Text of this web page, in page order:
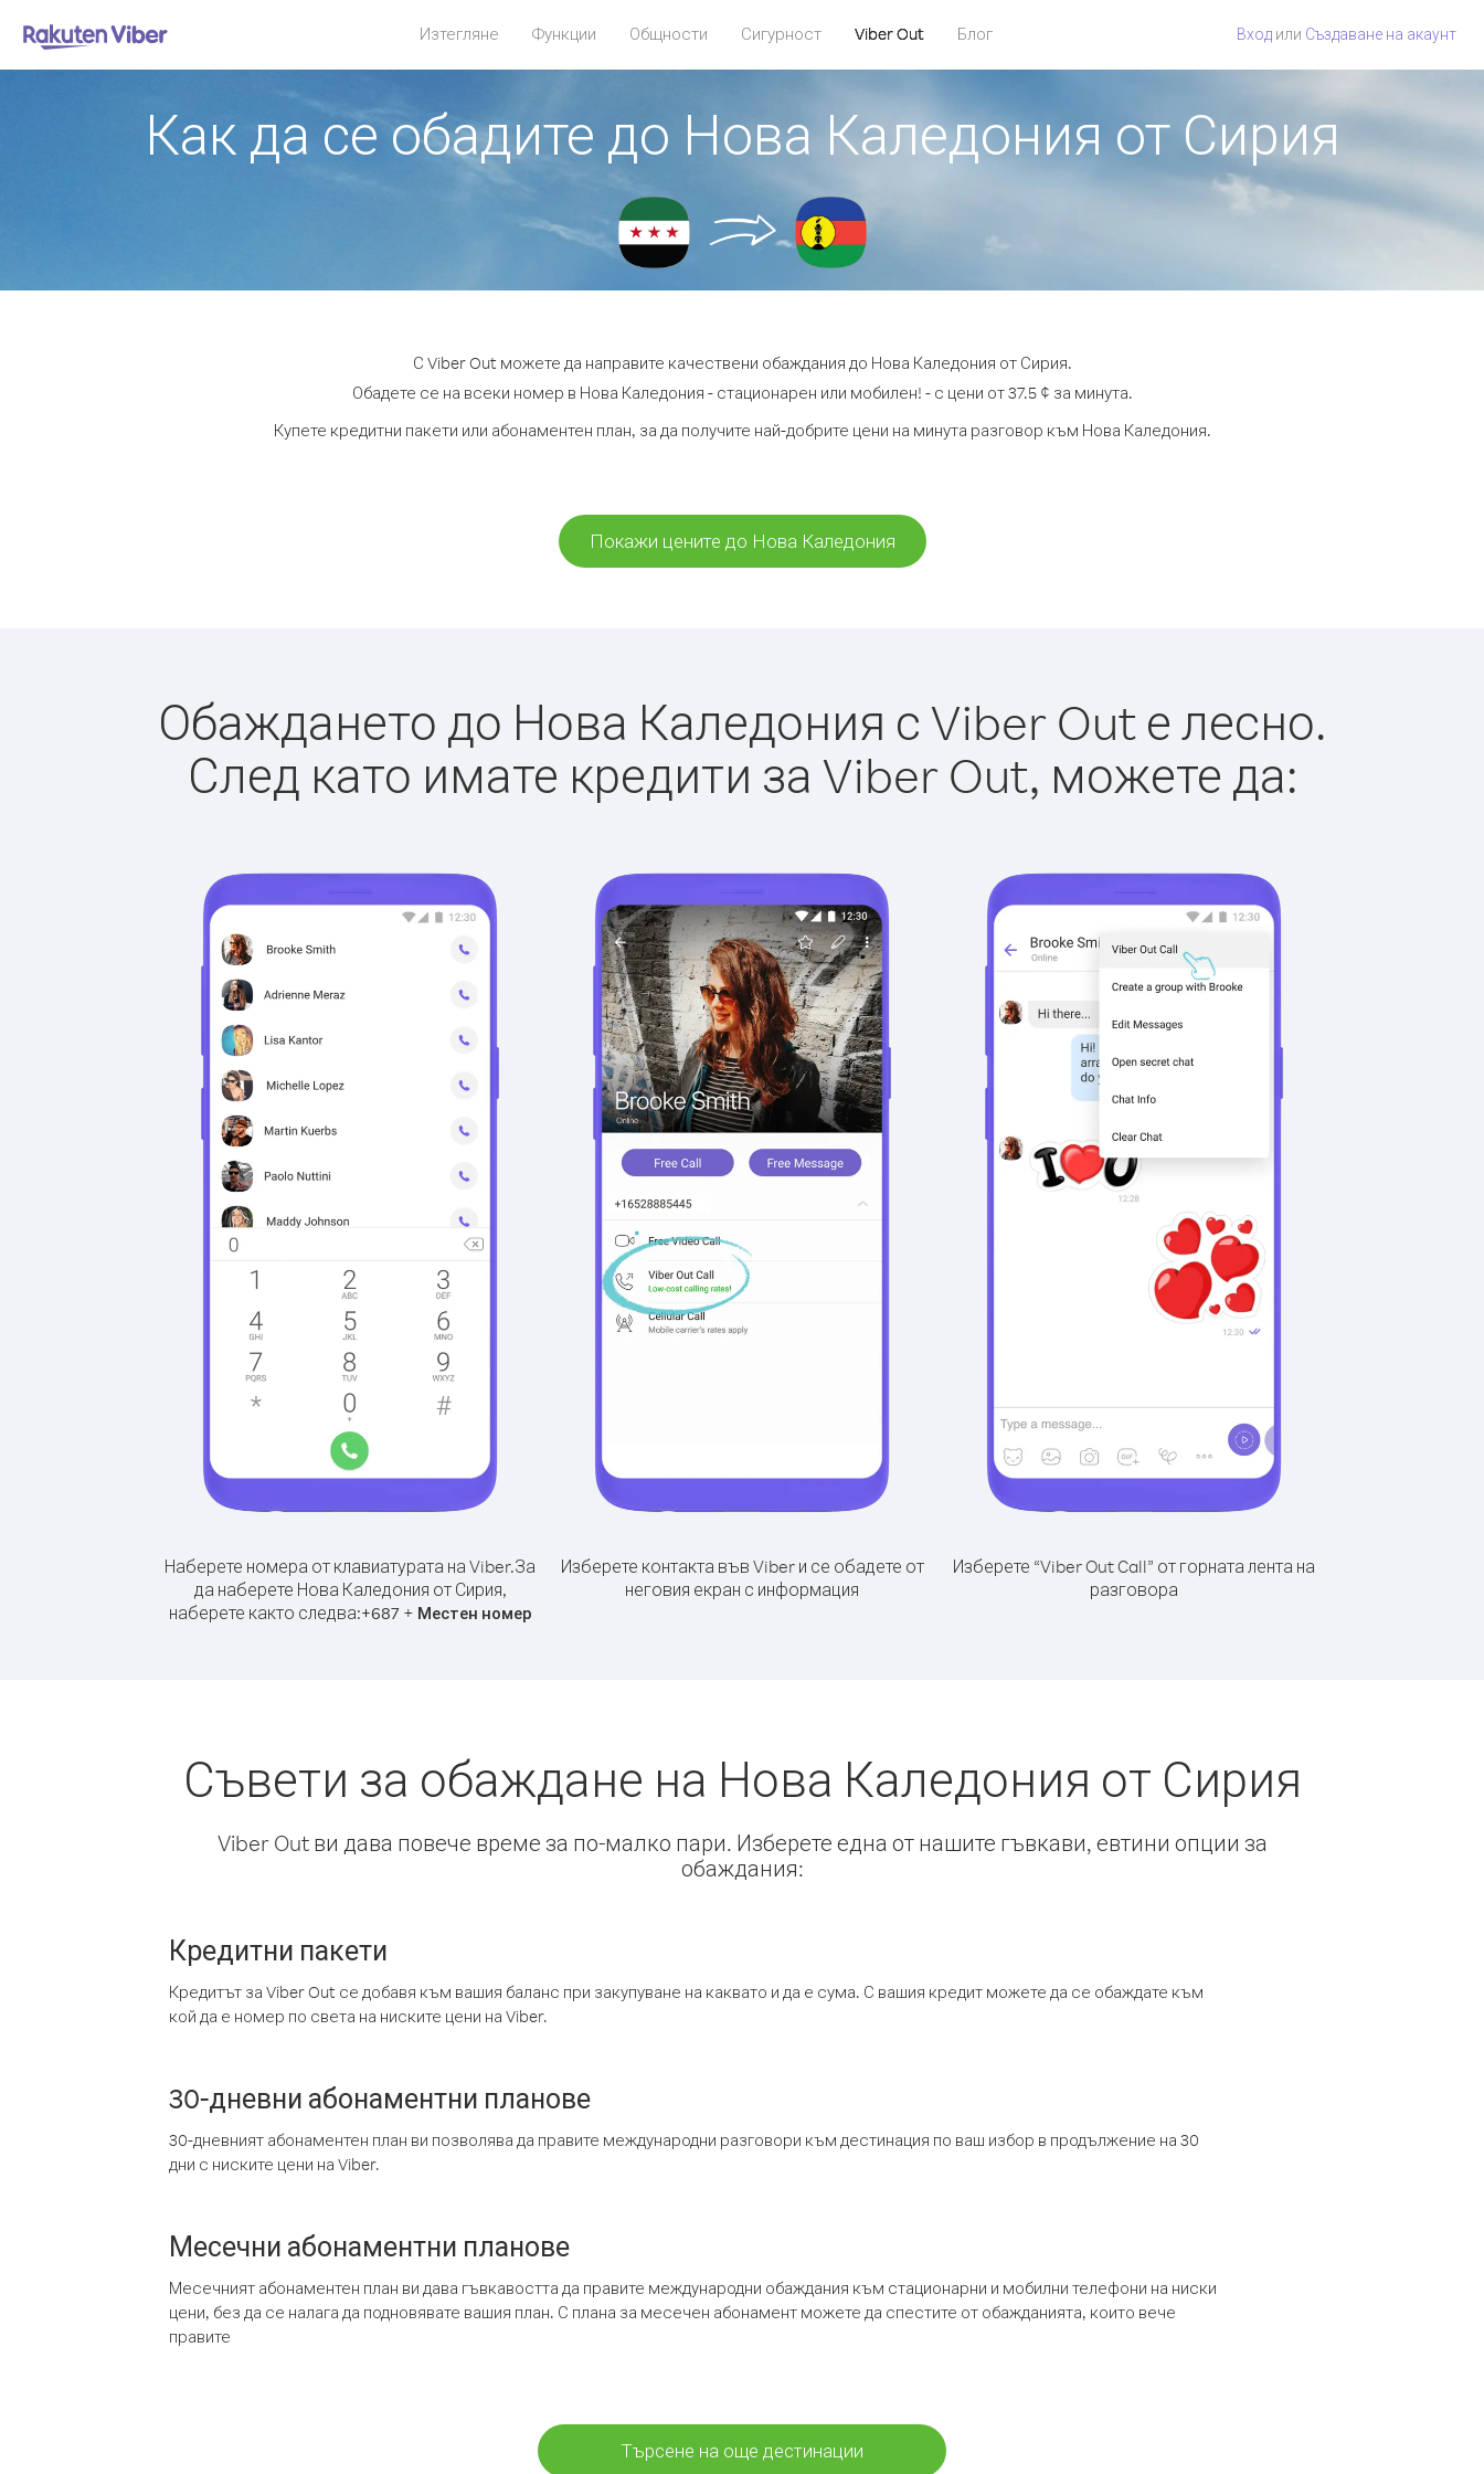
Изтегляне Функции Общности Сигурност Viber Out Блог Вход или Създаване на акаунт
Как да се обадите до Нова Каледония от Сирия
С Viber Out можете да направите качествени обаждания до Нова Каледония от Сирия.
Обадете се на всеки номер в Нова Каледония - стационарен или мобилен! - с цени от 37.5 ¢ за минута.
Купете кредитни пакети или абонаментен план, за да получите най-добрите цени на минута разговор към Нова Каледония.
Покажи цените до Нова Каледония
Обаждането до Нова Каледония с Viber Out е лесно.
След като имате кредити за Viber Out, можете да:
Наберете номера от клавиатурата на Viber.За
да наберете Нова Каледония от Сирия,
наберете както следва:+687+ Местен номер
Изберете контакта във Viber и се обадете от
неговия екран с информация
Изберете “Viber Out Call” от горната лента на
разговора
Съвети за обаждане на Нова Каледония от Сирия
Viber Out ви дава повече време за по-малко пари. Изберете една от нашите гъвкави, евтини опции за
обаждания:
Кредитни пакети
Кредитът за Viber Out се добавя към вашия баланс при закупуване на каквато и да е сума. С вашия кредит можете да се обаждате към
кой да е номер по света на ниските цени на Viber.
30-дневни абонаментни планове
30-дневният абонаментен план ви позволява да правите международни разговори към дестинация по ваш избор в продължение на 30
дни с ниските цени на Viber.
Месечни абонаментни планове
Месечният абонаментен план ви дава гъвкавостта да правите международни обаждания към стационарни и мобилни телефони на ниски
цени, без да се налага да подновявате вашия план. С плана за месечен абонамент можете да спестите от обажданията, които вече
правите
Търсене на още дестинации